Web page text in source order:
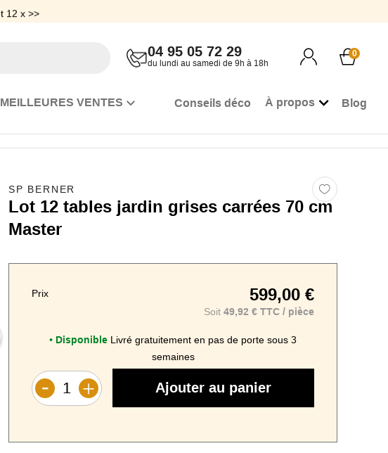
MEILLEURES VENTES Conseils déco À propos Blog
04 95 05 72 29
du lundi au samedi de 9h à 18h
0
SP BERNER
Lot 12 tables jardin grises carrées 70 cm
Master
Prix 599,00 €
Soit 49,92 € TTC / pièce
• Disponible Livré gratuitement en pas de porte sous 3
semaines
Ajouter au panier